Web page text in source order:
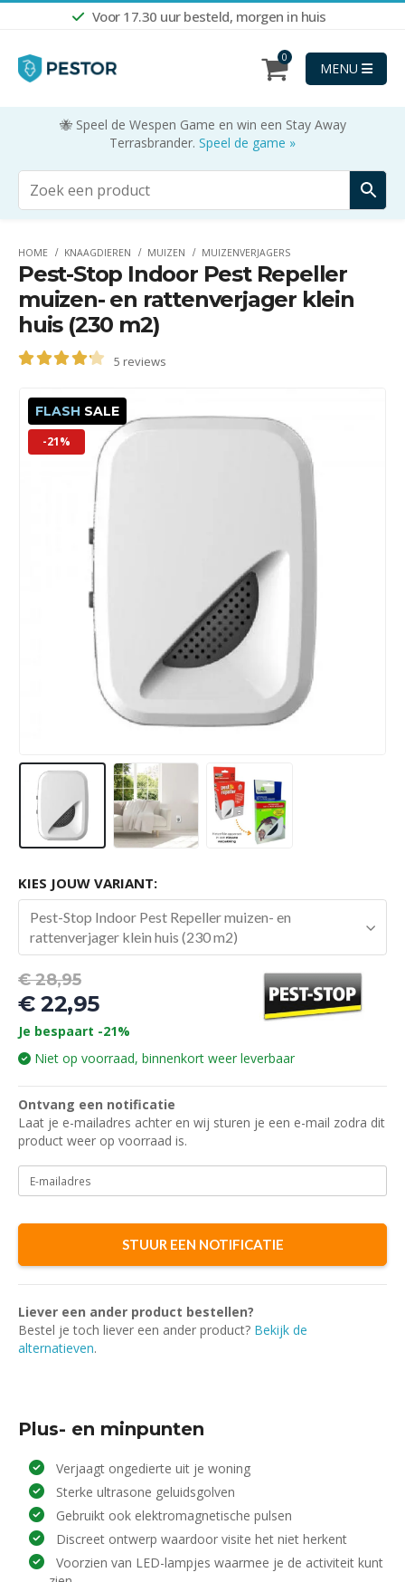
Voor 17.30 uur besteld, morgen in huis
0
MENU
🐝 Speel de Wespen Game en win een Stay Away
Terrasbrander. Speel de game »
HOME KNAAGDIEREN MUIZEN MUIZENVERJAGERS
Pest-Stop Indoor Pest Repeller
muizen- en rattenverjager klein
huis (230 m2)
5 reviews
FLASH SALE
-21%
KIES JOUW VARIANT:
Pest-Stop Indoor Pest Repeller muizen- en
rattenverjager klein huis (230 m2)
€28,95
prijs
was:
€ 28,95.
€22,95
Huidige
prijs
is:
€ 22,95.
Je bespaart -21%
Niet op voorraad, binnenkort weer leverbaar
Ontvang een notificatie
Laat je e-mailadres achter en wij sturen je een e-mail zodra dit
product weer op voorraad is.
Liever een ander product bestellen?
Bestel je toch liever een ander product? Bekijk de
alternatieven.
Plus- en minpunten
Verjaagt ongedierte uit je woning
Sterke ultrasone geluidsgolven
Gebruikt ook elektromagnetische pulsen
Discreet ontwerp waardoor visite het niet herkent
Voorzien van LED-lampjes waarmee je de activiteit kunt